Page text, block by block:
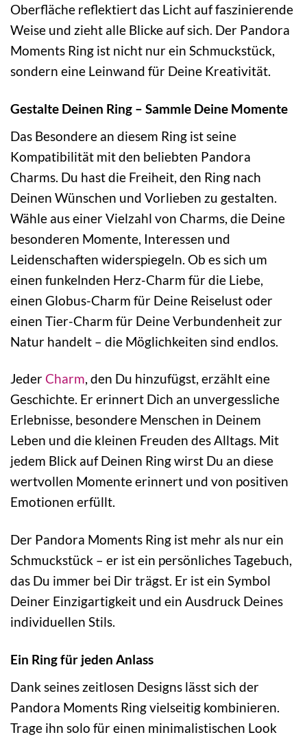
Oberfläche reflektiert das Licht auf faszinierende
Weise und zieht alle Blicke auf sich. Der Pandora
Moments Ring ist nicht nur ein Schmuckstück,
sondern eine Leinwand für Deine Kreativität.
Gestalte Deinen Ring – Sammle Deine Momente
Das Besondere an diesem Ring ist seine
Kompatibilität mit den beliebten Pandora
Charms. Du hast die Freiheit, den Ring nach
Deinen Wünschen und Vorlieben zu gestalten.
Wähle aus einer Vielzahl von Charms, die Deine
besonderen Momente, Interessen und
Leidenschaften widerspiegeln. Ob es sich um
einen funkelnden Herz-Charm für die Liebe,
einen Globus-Charm für Deine Reiselust oder
einen Tier-Charm für Deine Verbundenheit zur
Natur handelt – die Möglichkeiten sind endlos.
JederCharm, den Du hinzufügst, erzählt eine
Geschichte. Er erinnert Dich an unvergessliche
Erlebnisse, besondere Menschen in Deinem
Leben und die kleinen Freuden des Alltags. Mit
jedem Blick auf Deinen Ring wirst Du an diese
wertvollen Momente erinnert und von positiven
Emotionen erfüllt.
Der Pandora Moments Ring ist mehr als nur ein
Schmuckstück – er ist ein persönliches Tagebuch,
das Du immer bei Dir trägst. Er ist ein Symbol
Deiner Einzigartigkeit und ein Ausdruck Deines
individuellen Stils.
Ein Ring für jeden Anlass
Dank seines zeitlosen Designs lässt sich der
Pandora Moments Ring vielseitig kombinieren.
Trage ihn solo für einen minimalistischen Look